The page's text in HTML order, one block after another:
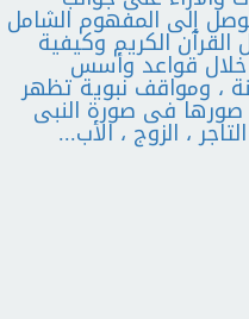
إلى المفهوم الشامل
الكريم وكيفية
قواعد وأسس
، ومواقف نبوية تظهر
فى صورة النبى
، الزوج ، الأب...